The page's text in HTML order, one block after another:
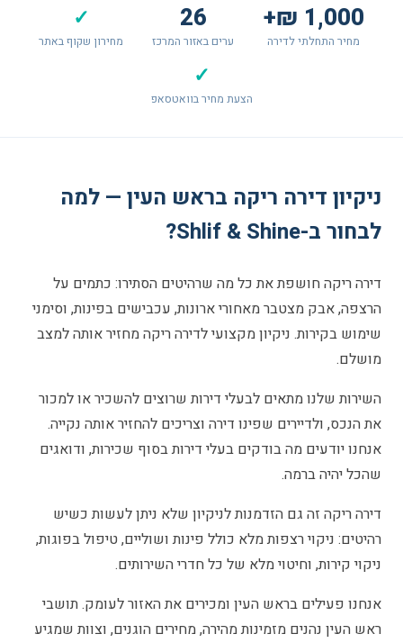
1,000 ₪+
מחיר התחלתי לדירה
26
ערים באזור המרכז
✓
מחירון שקוף באתר
✓
הצעת מחיר בוואטסאפ
ניקיון דירה ריקה בראש העין — למה
לבחור ב-Shlif & Shine?
דירה ריקה חושפת את כל מה שרהיטים הסתירו: כתמים על
הרצפה, אבק מצטבר מאחורי ארונות, עכבישים בפינות, וסימני
שימוש בקירות. ניקיון מקצועי לדירה ריקה מחזיר אותה למצב
מושלם.
השירות שלנו מתאים לבעלי דירות שרוצים להשכיר או למכור
את הנכס, ולדיירים שפינו דירה וצריכים להחזיר אותה נקייה.
אנחנו יודעים מה בודקים בעלי דירות בסוף שכירות, ודואגים
שהכל יהיה ברמה.
דירה ריקה זה גם הזדמנות לניקיון שלא ניתן לעשות כשיש
רהיטים: ניקוי רצפות מלא כולל פינות ושוליים, טיפול בפוגות,
ניקוי קירות, וחיטוי מלא של כל חדרי השירותים.
אנחנו פעילים בראש העין ומכירים את האזור לעומק. תושבי
ראש העין נהנים מזמינות מהירה, מחירים הוגנים, וצוות שמגיע